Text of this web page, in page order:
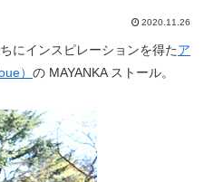
2020.11.26
にインスピレーションを得たア
） の MAYANKA ストール。